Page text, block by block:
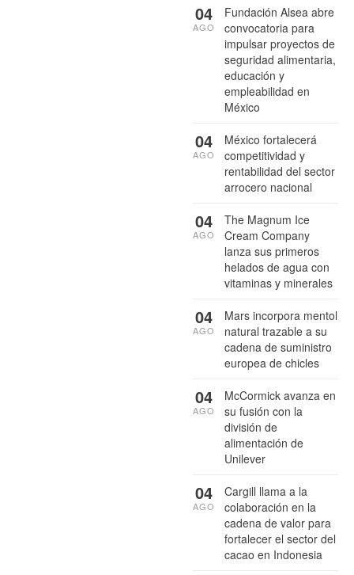
Fundación Alsea abre
convocatoria para
impulsar proyectos de
seguridad alimentaria,
educación y
empleabilidad en
México
04
AGO
México fortalecerá
competitividad y
rentabilidad del sector
arrocero nacional
04
AGO
The Magnum Ice
Cream Company
lanza sus primeros
helados de agua con
vitaminas y minerales
04
AGO
Mars incorpora mentol
natural trazable a su
cadena de suministro
europea de chicles
04
AGO
McCormick avanza en
su fusión con la
división de
alimentación de
Unilever
04
AGO
Cargill llama a la
colaboración en la
cadena de valor para
fortalecer el sector del
cacao en Indonesia
04
AGO